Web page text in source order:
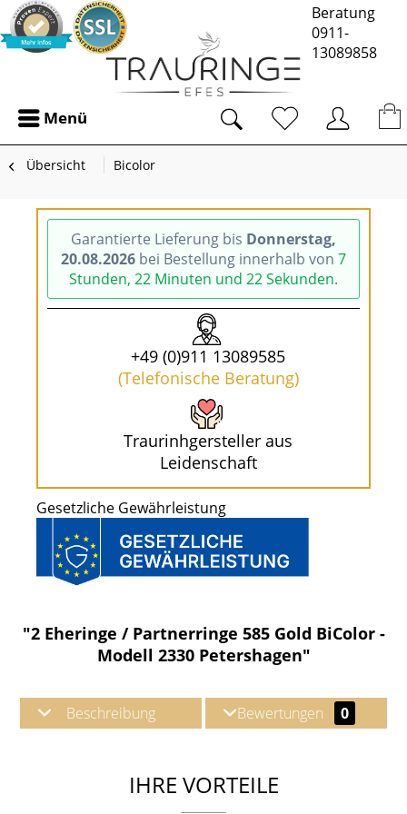
Beratung
0911-
13089858
Menü
Übersicht Bicolor
Garantierte Lieferung bis Donnerstag,
20.08.2026 bei Bestellung innerhalb von 7
Stunden, 22 Minuten und 22 Sekunden.
+49 (0)911 13089585
(Telefonische Beratung)
Traurinhgersteller aus
Leidenschaft
Gesetzliche Gewährleistung
"2 Eheringe / Partnerringe 585 Gold BiColor -
Modell 2330 Petershagen"
Beschreibung Bewertungen 0
IHRE VORTEILE